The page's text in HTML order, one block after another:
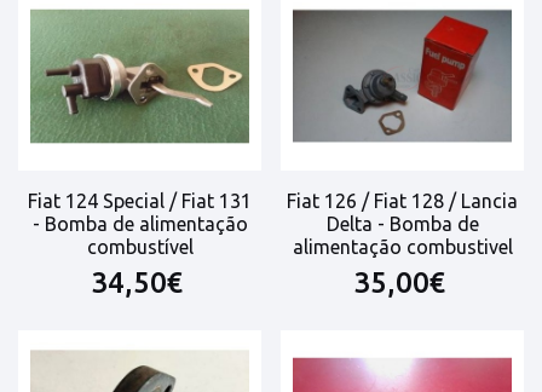
Fiat 124 Special / Fiat 131
- Bomba de alimentação
combustível
34,50€
Fiat 126 / Fiat 128 / Lancia
Delta - Bomba de
alimentação combustivel
35,00€